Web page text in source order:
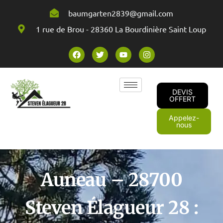
baumgarten2839@gmail.com
1 rue de Brou - 28360 La Bourdinière Saint Loup
DEVIS
OFFERT
Appelez-
nous
Auneau – 28700
Steven Élagueur 28 :